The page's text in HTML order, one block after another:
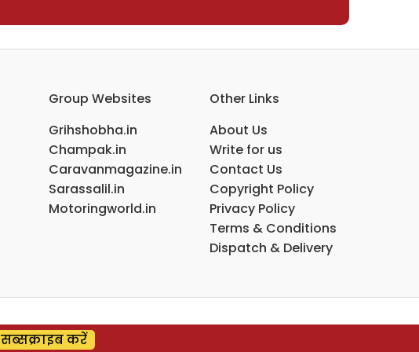
Group Websites
Grihshobha.in
Champak.in
Caravanmagazine.in
Sarassalil.in
Motoringworld.in
Other Links
About Us
Write for us
Contact Us
Copyright Policy
Privacy Policy
Terms & Conditions
Dispatch & Delivery
सब्सक्राइब करें